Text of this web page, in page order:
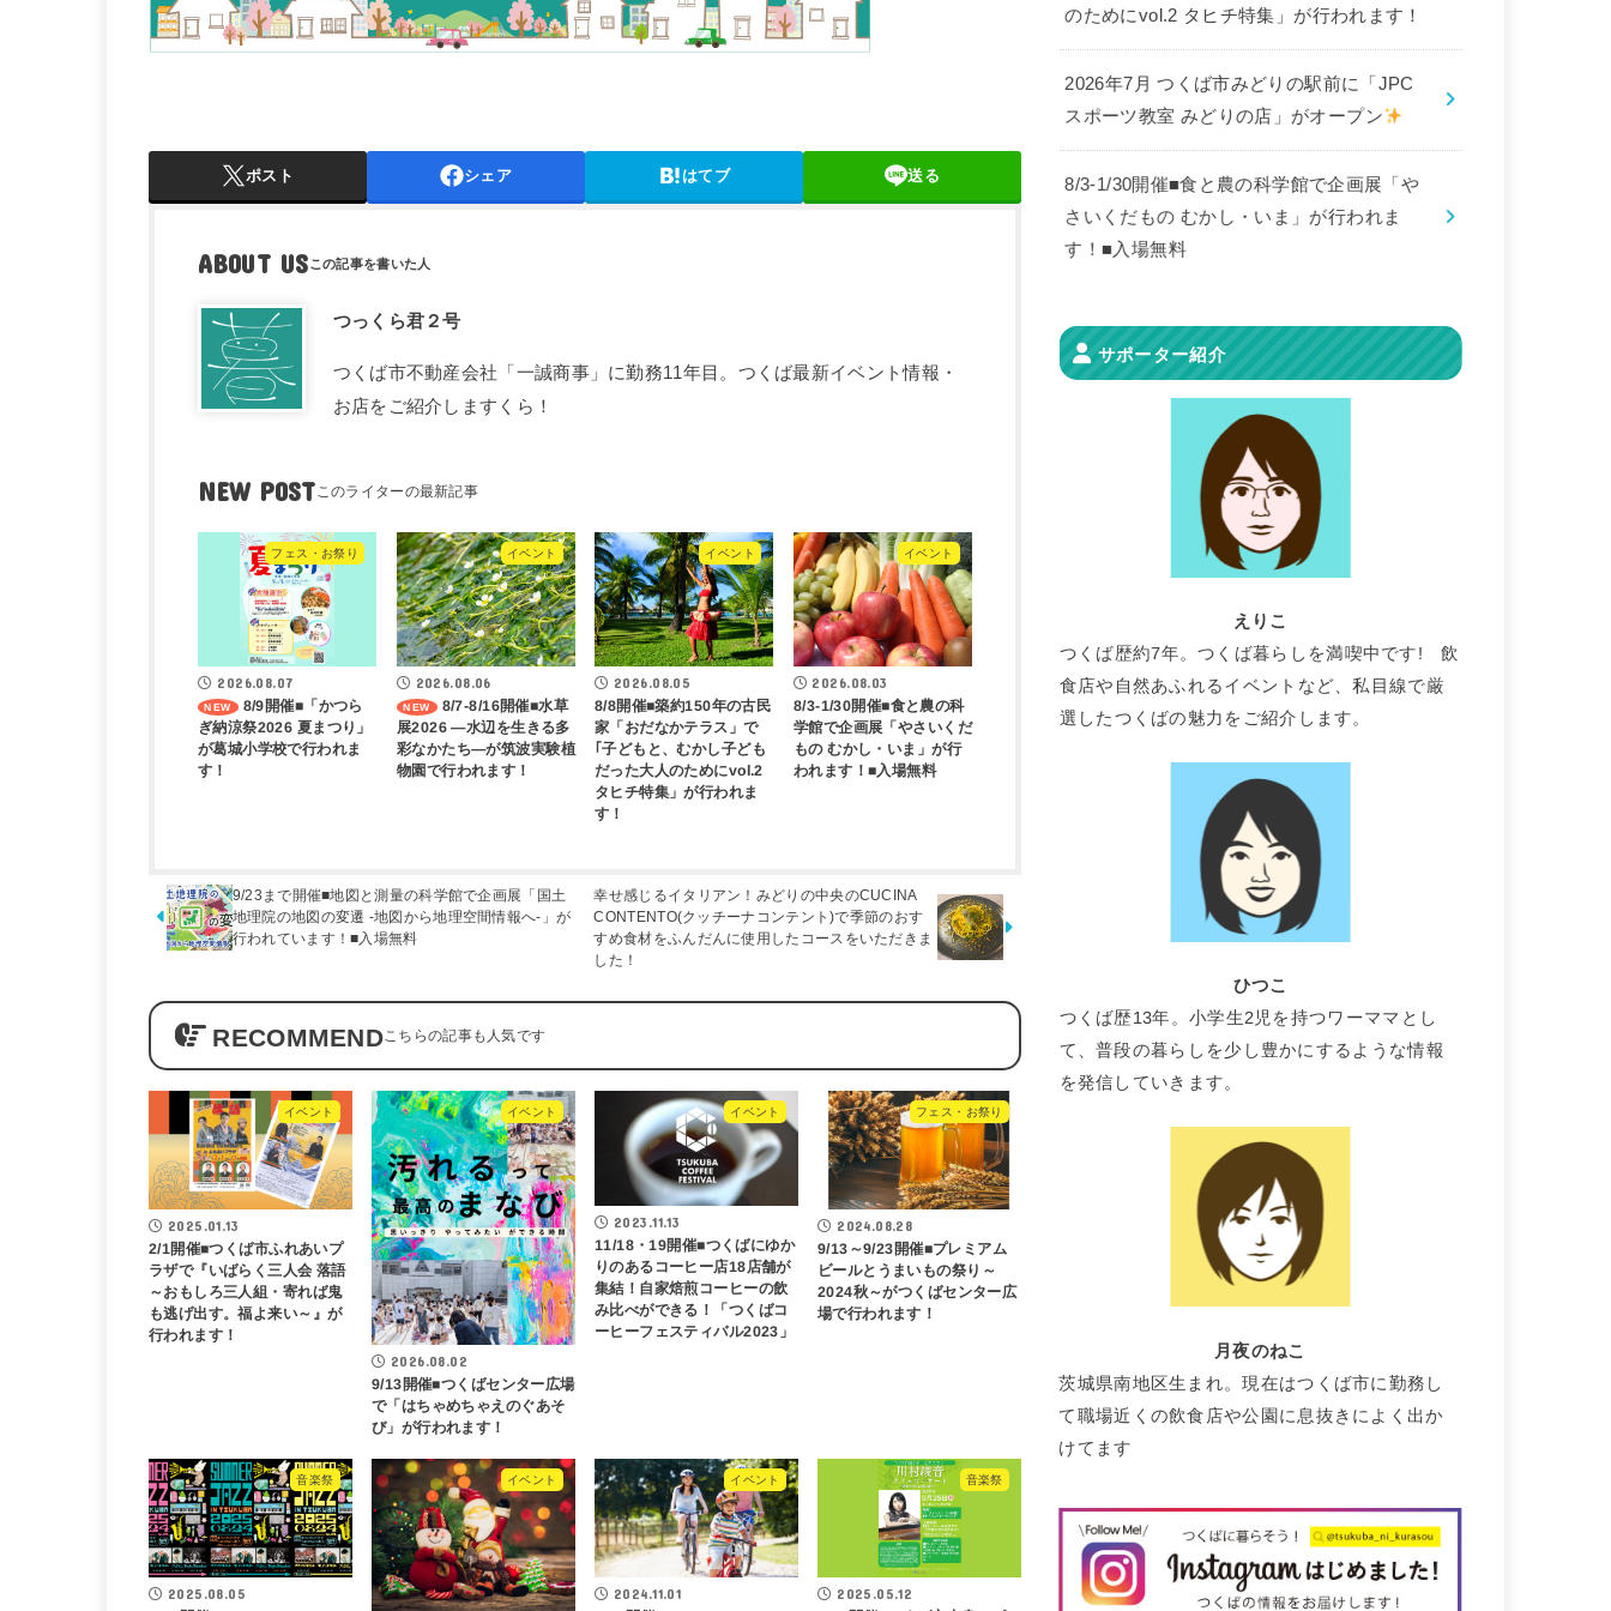
ポスト シェア はてブ 送る
ABOUT US
つっくら君２号
つくば市不動産会社「一誠商事」に勤務11年目。つくば最新イベント情報・
お店をご紹介しますくら！
NEW POST
フェス・お祭り
2026.08.07
8/9開催■「かつら
ぎ納涼祭2026 夏まつり」
が葛城小学校で行われま
す！
イベント
2026.08.06
8/7-8/16開催■水草
展2026 ―水辺を生きる多
彩なかたち―が筑波実験植
物園で行われます！
イベント
2026.08.05
8/8開催■築約150年の古民
家「おだなかテラス」で
｢子どもと、むかし子ども
だった大人のためにvol.2
タヒチ特集」が行われま
す！
イベント
2026.08.03
8/3-1/30開催■食と農の科
学館で企画展「やさいくだ
もの むかし・いま」が行
われます！■入場無料
9/23まで開催■地図と測量の科学館で企画展「国土
地理院の地図の変遷 -地図から地理空間情報へ-」が
行われています！■入場無料
幸せ感じるイタリアン！みどりの中央のCUCINA
CONTENTO(クッチーナコンテント)で季節のおす
すめ食材をふんだんに使用したコースをいただきま
した！
RECOMMEND
イベント
2025.01.13
2/1開催■つくば市ふれあいプ
ラザで『いばらく三人会 落語
～おもしろ三人組・寄れば鬼
も逃げ出す。福よ来い～』が
行われます！
イベント
2026.08.02
9/13開催■つくばセンター広場
で「はちゃめちゃえのぐあそ
び」が行われます！
イベント
2023.11.13
11/18・19開催■つくばにゆか
りのあるコーヒー店18店舗が
集結！自家焙煎コーヒーの飲
み比べができる！「つくばコ
ーヒーフェスティバル2023」
フェス・お祭り
2024.08.28
9/13～9/23開催■プレミアム
ビールとうまいもの祭り～
2024秋～がつくばセンター広
場で行われます！
音楽祭
2025.08.05
イベント イベント
2024.11.01
音楽祭
2025.05.12
のためにvol.2 タヒチ特集」が行われます！
2026年7月 つくば市みどりの駅前に「JPC
スポーツ教室 みどりの店」がオープン
8/3-1/30開催■食と農の科学館で企画展「や
さいくだもの むかし・いま」が行われま
す！■入場無料
サポーター紹介
えりこ
つくば歴約7年。つくば暮らしを満喫中です! 飲
食店や自然あふれるイベントなど、私目線で厳
選したつくばの魅力をご紹介します。
ひつこ
つくば歴13年。小学生2児を持つワーママとし
て、普段の暮らしを少し豊かにするような情報
を発信していきます。
月夜のねこ
茨城県南地区生まれ。現在はつくば市に勤務し
て職場近くの飲食店や公園に息抜きによく出か
けてます